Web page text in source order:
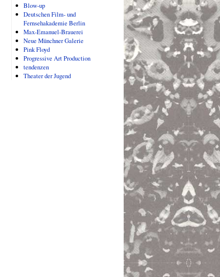
Blow-up
Deutschen Film- und
Fernsehakademie Berlin
Max-Emanuel-Brauerei
Neue Münchner Galerie
Pink Floyd
Progressive Art Production
tendenzen
Theater der Jugend